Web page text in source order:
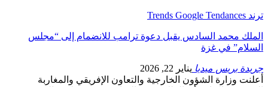
ترند Trends Google Tendances
الملك محمد السادس يقبل دعوة ترامب للانضمام إلى “مجلس
السلام” في غزة
جريدة بريس ميديا يناير 22, 2026
أعلنت وزارة الشؤون الخارجية والتعاون الإفريقي والمغاربة